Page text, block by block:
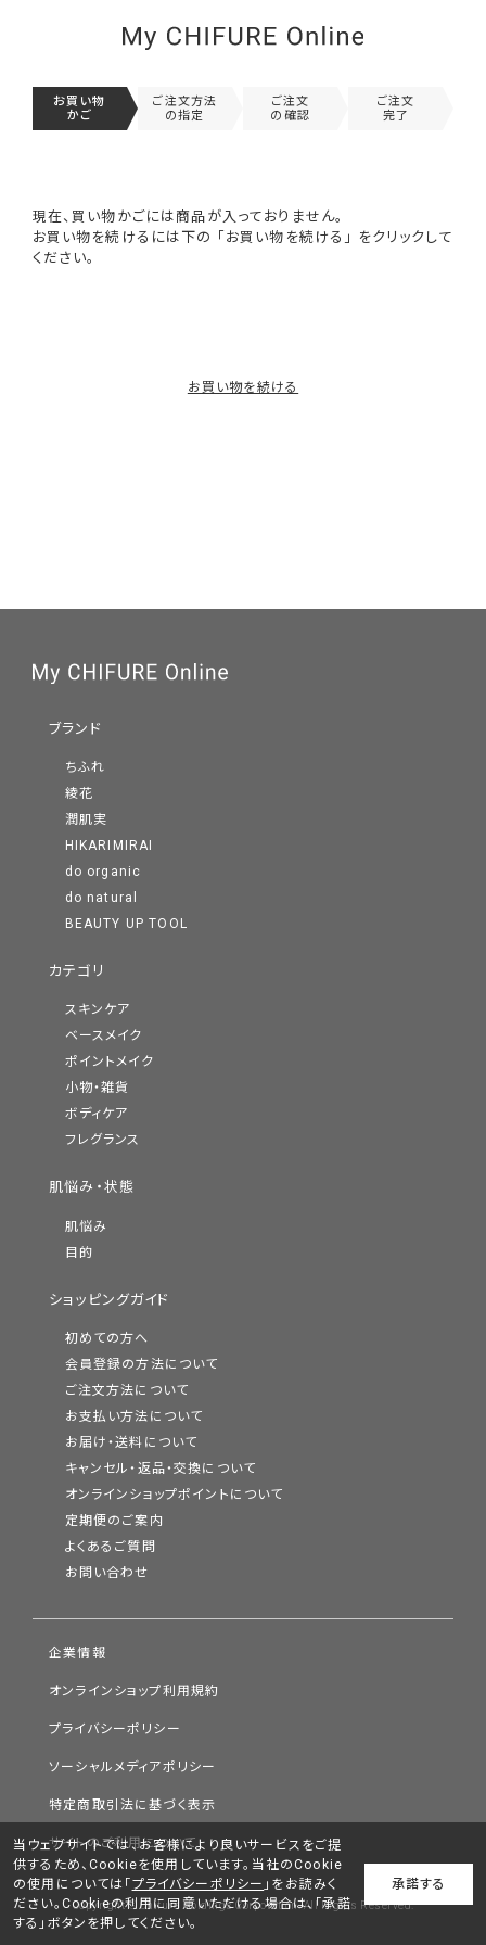
お買い物
かご
ご注文方法
の指定
ご注文
の確認
ご注文
完了
現在、買い物かごには商品が入っておりません。
お買い物を続けるには下の 「お買い物を続ける」 をクリックして
ください。
お買い物を続ける
ブランド
ちふれ
綾花
潤肌実
HIKARIMIRAI
do organic
do natural
BEAUTY UP TOOL
カテゴリ
スキンケア
ベースメイク
ポイントメイク
小物・雑貨
ボディケア
フレグランス
肌悩み・状態
肌悩み
目的
ショッピングガイド
初めての方へ
会員登録の方法について
ご注文方法について
お支払い方法について
お届け・送料について
キャンセル・返品・交換について
オンラインショップポイントについて
定期便のご案内
よくあるご質問
お問い合わせ
企業情報
オンラインショップ利用規約
プライバシーポリシー
ソーシャルメディアポリシー
特定商取引法に基づく表示
サイトのご利用について
Copyright © Chifure Holdings Corporation. All Rights Reserved.
当ウェブサイトでは、お客様により良いサービスをご提
供するため、Cookieを使用しています。当社のCookie
の使用については「 プライバシーポリシー 」をお読みく
ださい。Cookieの利用に同意いただける場合は、「承諾
する」ボタンを押してください。
承諾する